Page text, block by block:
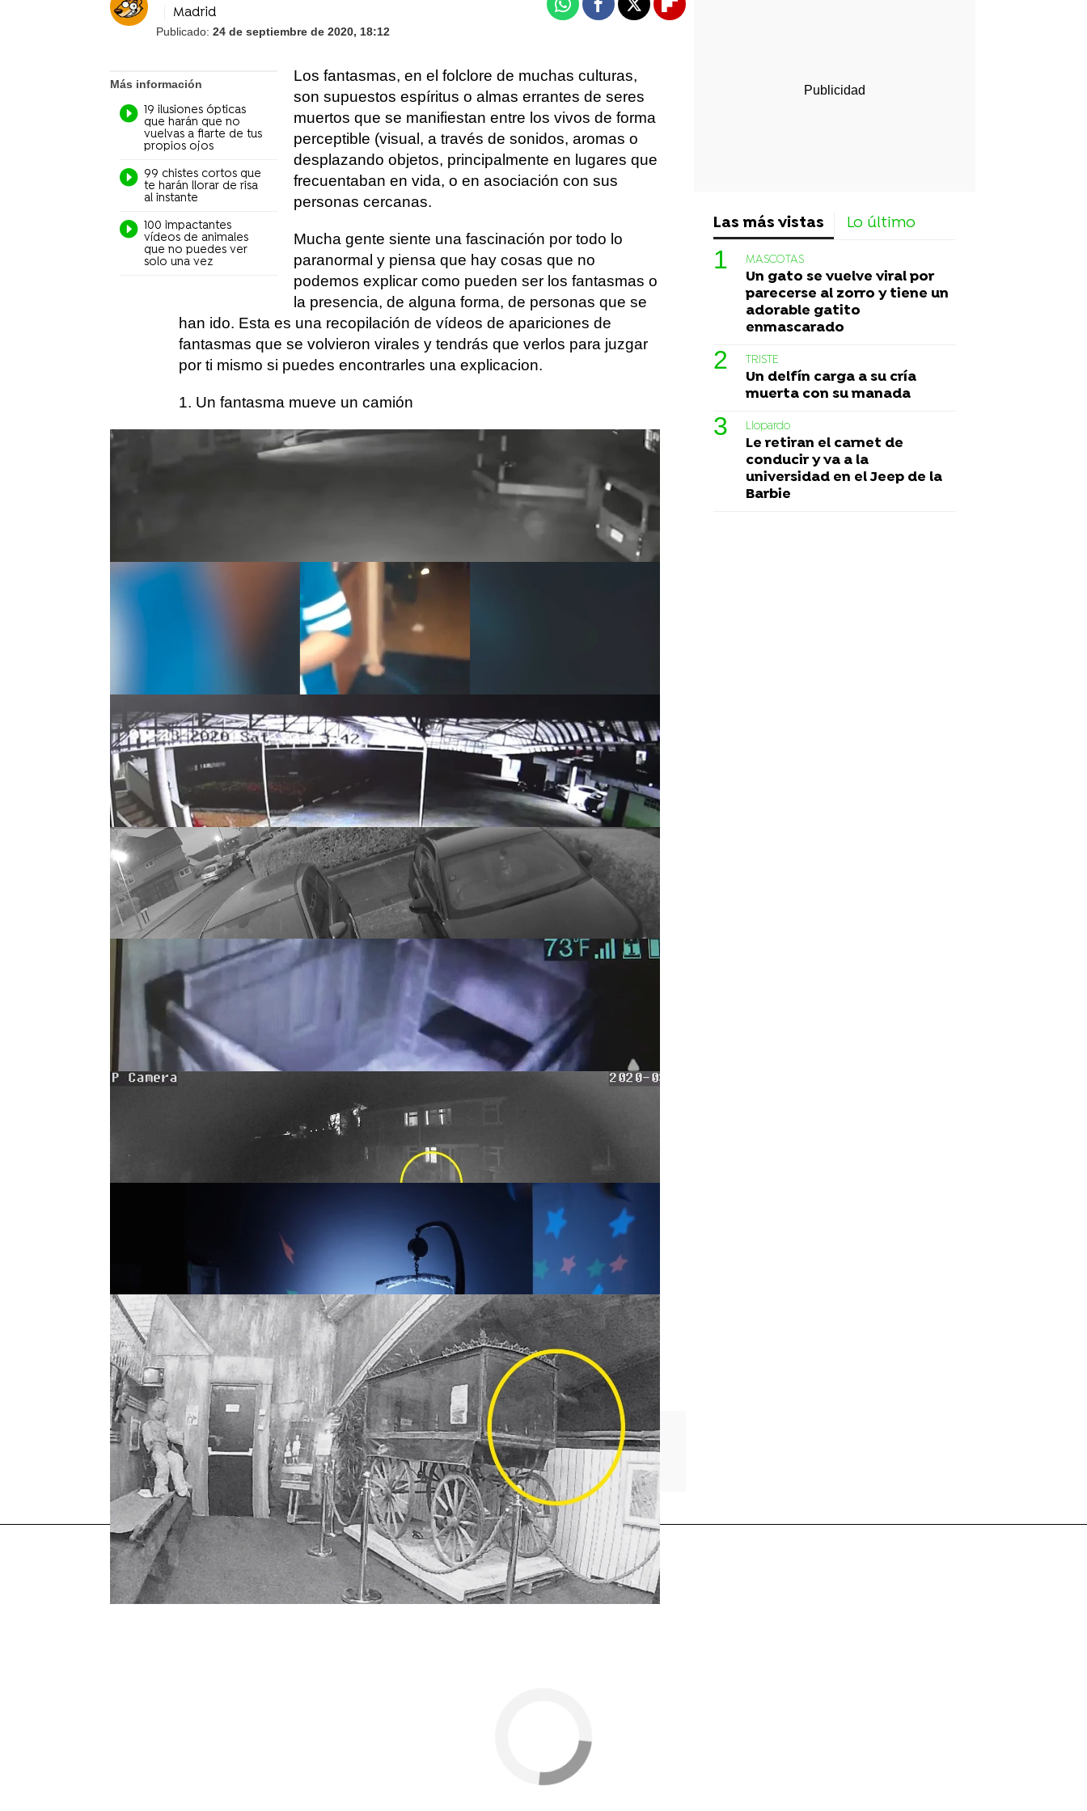
Madrid
Publicado: 24 de septiembre de 2020, 18:12
WhatsappFacebook
X Flipboard
Más información
19 ilusiones ópticas
que harán que no
vuelvas a fiarte de tus
propios ojos
99 chistes cortos que
te harán llorar de risa
al instante
100 impactantes
vídeos de animales
que no puedes ver
solo una vez
Los fantasmas, en el folclore de muchas culturas,
son supuestos espíritus o almas errantes de seres
muertos que se manifiestan entre los vivos de forma
perceptible (visual, a través de sonidos, aromas o
desplazando objetos, principalmente en lugares que
frecuentaban en vida, o en asociación con sus
personas cercanas.
Mucha gente siente una fascinación por todo lo
paranormal y piensa que hay cosas que no
podemos explicar como pueden ser los fantasmas o
la presencia, de alguna forma, de personas que se
han ido. Esta es una recopilación de vídeos de apariciones de
fantasmas que se volvieron virales y tendrás que verlos para juzgar
por ti mismo si puedes encontrarles una explicacion.
1. Un fantasma mueve un camión
Este es el escalofriante momento en que se vio a un camión
estacionado conduciendo hacia atrás antes de que las puertas se
abrieran misteriosamente por sí mismas en Filipinas.
El impactante vídeo en el que se ve como el fantasma de un perro
cruza por delante de la cámara de Barry y Christine Kennedy en su
casa de Lancashire, Reino Unido.
3. Un fantasma usa su vieja silla de ruedas
El personal de un hospital en Tailandia se quedó atónito después de
que las cámaras de seguridad registraron la silla de ruedas de un
muerto que se movía sola.
4. El fantasma de un gato
Un gato camina junto al fantasma de su mejor amigo que acababa
de fallecer frente a una casa de Essex.
5. El fantasma de su bebé muerto
Una madre canadiense está convencida de que el fantasma del hijo
que perdió está rondando su casa y las imágenes no pueden ser
más inquietantes.
6. Un fantasma se pasea por un pueblo
Este misterioso vídeo muestra una 'figura fantasmal' que lleva una
lámpara caminando por una calle de Cambridgeshire.
7. Un fantasma en la cuna de su hijo
Maritza Elizabeth se llevó un gran susto al ver por la cámara de
vigilancia a un bebé fantasma junto a su hijo en la cuna.
8. Un fantasma mueve un viejo carruaje fúnebre
Un investigador paranormal ha revelado las imágenes impactantes
que muestran el tirador de un coche fúnebre victoriano moviéndose
por una fuerza invisible dentro de un museo que aseguran que está
encantado.
Las más vistas Lo último
MASCOTAS
Un gato se vuelve viral por
parecerse al zorro y tiene un
adorable gatito
enmascarado
TRISTE
Un delfín carga a su cría
muerta con su manada
Liopardo
Le retiran el carnet de
conducir y va a la
universidad en el Jeep de la
Barbie